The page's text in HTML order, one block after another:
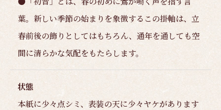
葉。新しい季節の始まりを象徴するこの掛軸は、立
春前後の飾りとしてはもちろん、通年を通しても空
間に清らかな気配をもたらします。
状態
本紙に少々点シミ、表装の天に少々ヤケがあります